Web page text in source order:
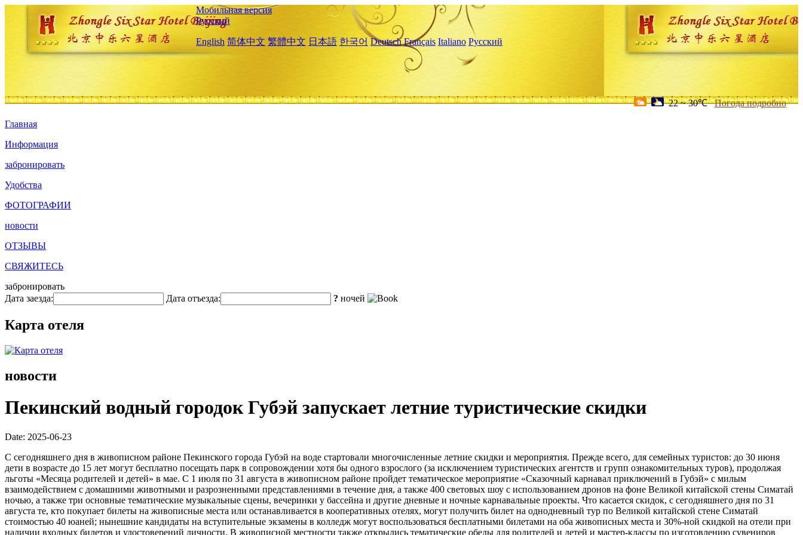
Мобильная версия
Русский
English 简体中文 繁體中文 日本語 한국어 Deutsch Français Italiano Русский
22 ~ 30℃ Погода подробно
Главная
Информация
забронировать
Удобства
ФОТОГРАФИИ
новости
ОТЗЫВЫ
СВЯЖИТЕСЬ
забронировать
Дата заезда:
Дата отъезда: ? ночей
Карта отеля
новости
Пекинский водный городок Губэй запускает летние туристические скидки
Date: 2025-06-23
С сегодняшнего дня в живописном районе Пекинского города Губэй на воде стартовали многочисленные летние скидки и мероприятия. Прежде всего, для семейных туристов: до 30 июня
дети в возрасте до 15 лет могут бесплатно посещать парк в сопровождении хотя бы одного взрослого (за исключением туристических агентств и групп ознакомительных туров), продолжая
льготы «Месяца родителей и детей» в мае. С 1 июля по 31 августа в живописном районе пройдет тематическое мероприятие «Сказочный карнавал приключений в Губэй» с милым
взаимодействием с домашними животными и разрозненными представлениями в течение дня, а также 400 световых шоу с использованием дронов на фоне Великой китайской стены Симатай
ночью, а также три основные тематические музыкальные сцены, вечеринки у бассейна и другие дневные и ночные карнавальные проекты. Что касается скидок, с сегодняшнего дня по 31
августа те, кто покупает билеты на живописные места или останавливается в кооперативных отелях, могут получить билет на однодневный тур по Великой китайской стене Симатай
стоимостью 40 юаней; нынешние кандидаты на вступительные экзамены в колледж могут воспользоваться бесплатными билетами на оба живописных места и 30%-ной скидкой на отели при
наличии входных билетов и удостоверений личности. В живописной местности также открылись тематические обеды для родителей и детей и мастер-классы по изготовлению сувениров